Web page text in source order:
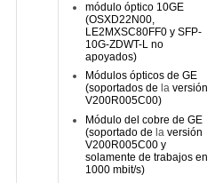
módulo óptico 10GE
(OSXD22N00,
LE2MXSC80FF0 y SFP-
10G-ZDWT-L no
apoyados)
Módulos ópticos de GE
(soportados de laversión
V200R005C00)
Módulo del cobre de GE
(soportado de laversión
V200R005C00 y
solamente de trabajos en
1000 mbit/s)